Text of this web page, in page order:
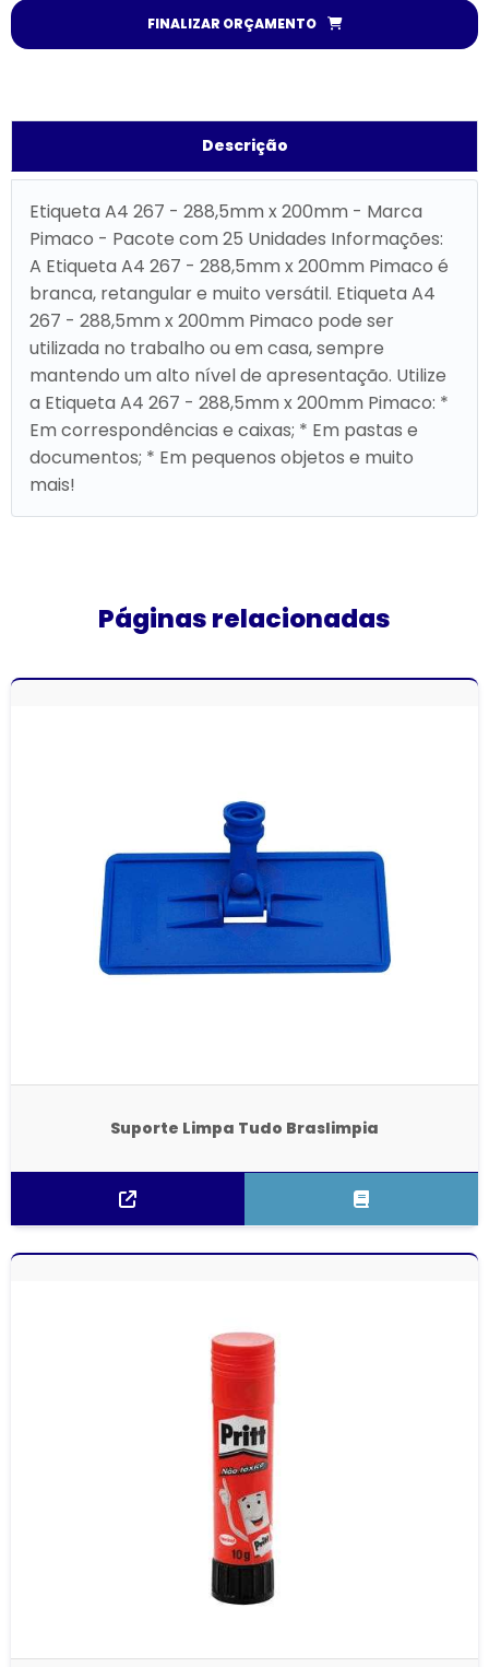
FINALIZAR ORÇAMENTO
Descrição
Etiqueta A4 267 - 288,5mm x 200mm - Marca
Pimaco - Pacote com 25 Unidades Informações:
A Etiqueta A4 267 - 288,5mm x 200mm Pimaco é
branca, retangular e muito versátil. Etiqueta A4
267 - 288,5mm x 200mm Pimaco pode ser
utilizada no trabalho ou em casa, sempre
mantendo um alto nível de apresentação. Utilize
a Etiqueta A4 267 - 288,5mm x 200mm Pimaco: *
Em correspondências e caixas; * Em pastas e
documentos; * Em pequenos objetos e muito
mais!
Páginas relacionadas
Suporte Limpa Tudo Braslimpia